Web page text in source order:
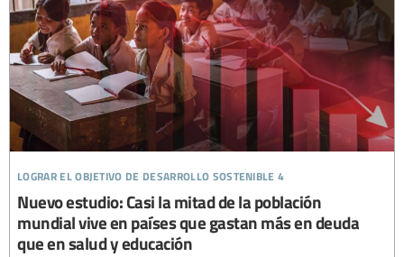
lograr el objetivo de desarrollo sostenible 4
Nuevo estudio: Casi la mitad de la población
mundial vive en países que gastan más en deuda
que en salud y educación